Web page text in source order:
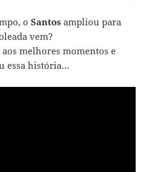
oSantos ampliou para
vem?
aos melhores momentos e
essa história…